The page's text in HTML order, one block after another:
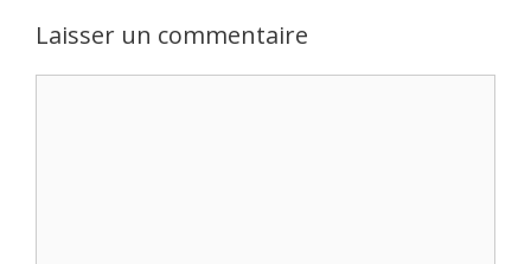
Laisser un commentaire